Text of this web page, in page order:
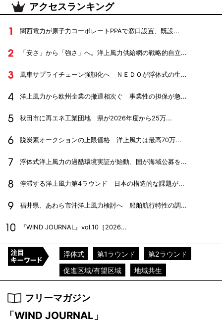
アクセスランキング
関西電力が原子力コーポレートPPAで窓口設置、既設...
「安さ」から「強さ」へ。洋上風力供給網の戦略的自立...
風車サプライチェーン強靱化へ ＮＥＤＯが浮体式の生...
洋上風力から欧州企業の撤退相次ぐ 事業性の担保が急...
秋田市に再エネ工業団地 県が2026年度から25万...
脱炭素オークションの上限価格 洋上風力は最高70万...
浮体式洋上風力の過酷環境実証が始動、国が海域公募を...
停滞する洋上風力第4ラウンド 日本の構造的な課題が...
福井県、あわら市沖洋上風力検討へ 船舶航行特性の調...
『WIND JOURNAL』vol.10［2026...
浮体式 第1ラウンド
第2ラウンド
促進区域/有望区域
地域共生
フリーマガジン
「WIND JOURNAL」